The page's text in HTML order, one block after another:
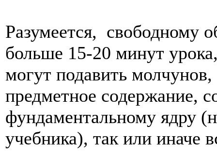
Разумеется, свободному
больше 15-20 минут
могут подавить молчунов,
предметное содержание,
фундаментальному ядру
учебника), так или иначе